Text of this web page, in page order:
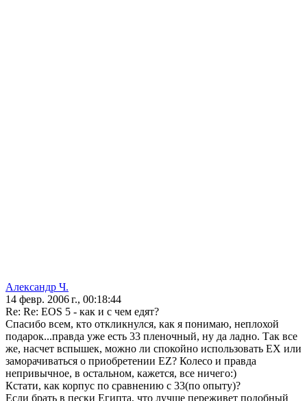
Александр Ч.
14 февр. 2006 г., 00:18:44
Re: Re: EOS 5 - как и с чем едят?
Спасибо всем, кто откликнулся, как я понимаю, неплохой
подарок...правда уже есть 33 пленочный, ну да ладно. Так все
же, насчет вспышек, можно ли спокойно использовать EX или
заморачиваться о приобретении EZ? Колесо и правда
непривычное, в остальном, кажется, все ничего:)
Кстати, как корпус по сравнению с 33(по опыту)?
Если брать в пески Египта, что лучше переживет подобный